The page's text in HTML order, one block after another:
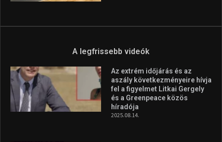
A legfrissebb videók
Az extrém időjárás és az
aszály következményeire hívja
fel a figyelmet Litkai Gergely
és a Greenpeace közös
híradója
2025.08.14.